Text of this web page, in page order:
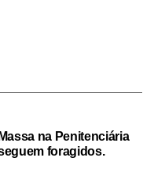
na Penitenciária
foragidos.